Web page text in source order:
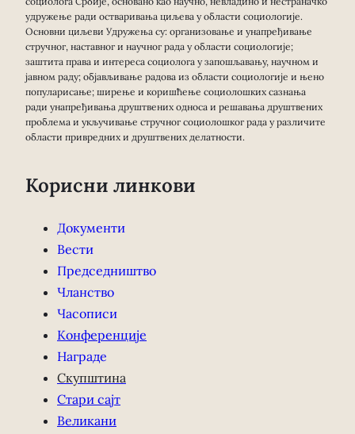
удружење ради остваривања циљева у области социологије.
Основни циљеви Удружења су: организовање и унапређивање
стручног, наставног и научног рада у области социологије;
заштита права и интереса социолога у запошљавању, научном и
јавном раду; објављивање радова из области социологије и њено
популарисање; ширење и коришћење социолошких сазнања
ради унапређивања друштвених односа и решавања друштвених
проблема и укључивање стручног социолошког рада у различите
области привредних и друштвених делатности.
Корисни линкови
Документи
Вести
Председништво
Чланство
Часописи
Конференције
Награде
Скупштина
Стари сајт
Великани